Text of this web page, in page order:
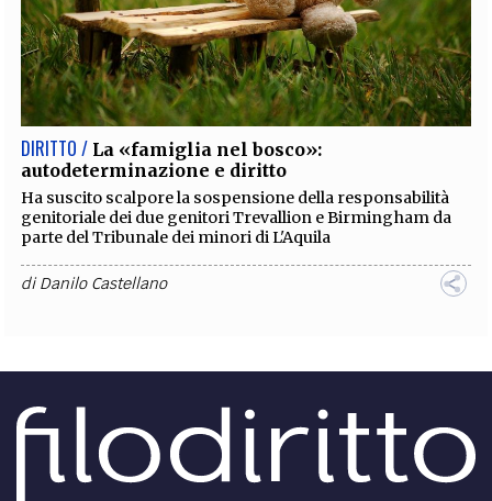
DIRITTO / La «famiglia nel bosco»:
autodeterminazione e diritto
Ha suscito scalpore la sospensione della responsabilità
genitoriale dei due genitori Trevallion e Birmingham da
parte del Tribunale dei minori di L'Aquila
diDanilo Castellano